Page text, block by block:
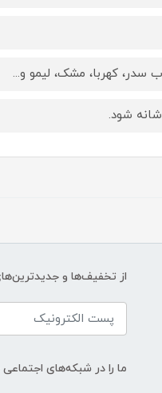
کهربا، مشک، لیمو و...
شود.
از تخفیف‌ها و
ما را در شبکه‌های اجتماعی